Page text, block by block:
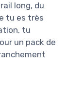
long, du
tu es très
tu
un pack de